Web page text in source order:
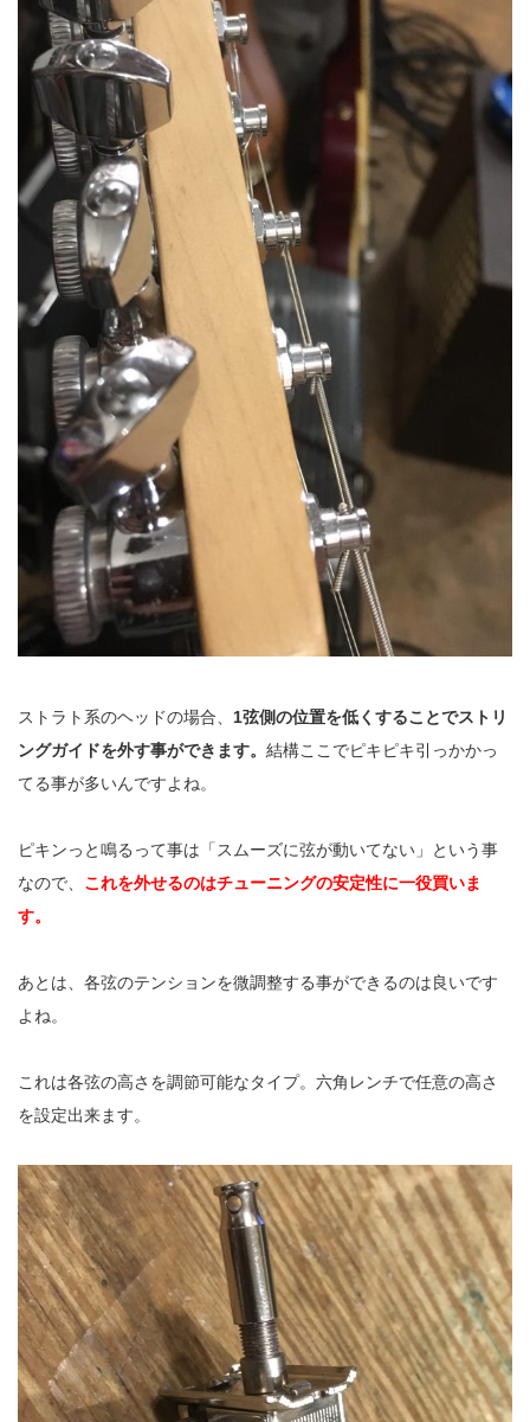
ストラト系のヘッドの場合、 1弦側の位置を低くすることでストリ
ングガイドを外す事ができます。 結構ここでピキピキ引っかかっ
てる事が多いんですよね。
ピキンっと鳴るって事は「スムーズに弦が動いてない」という事
なので、 これを外せるのはチューニングの安定性に一役買いま
す。
あとは、各弦のテンションを微調整する事ができるのは良いです
よね。
これは各弦の高さを調節可能なタイプ。六角レンチで任意の高さ
を設定出来ます。